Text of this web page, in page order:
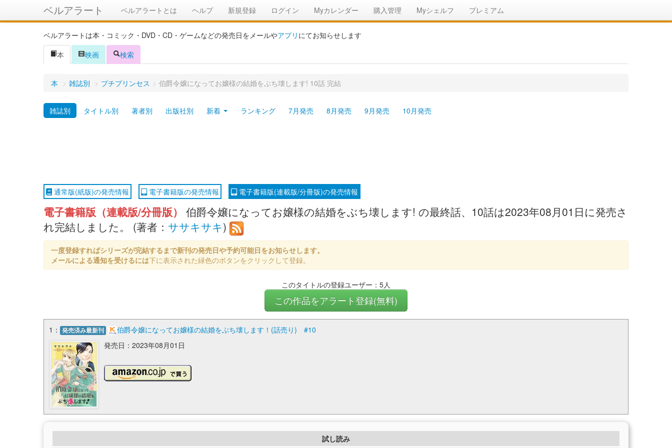
ベルアラート ベルアラートとは ヘルプ 新規登録 ログイン Myカレンダー 購入管理 Myシェルフ プレミアム
ベルアラートは本・コミック・DVD・CD・ゲームなどの発売日をメールやアプリ にてお知らせします
本
映画 検索
本 > 雑誌別 > プチプリンセス > 伯爵令嬢になってお嬢様の結婚をぶち壊します! 10話 完結
雑誌別 タイトル別 著者別 出版社別 新着 ランキング 7月発売 8月発売 9月発売 10月発売
通常版(紙版)の発売情報 電子書籍版の発売情報 電子書籍版(連載版/分冊版)の発売情報
電子書籍版（連載版/分冊版） 伯爵令嬢になってお嬢様の結婚をぶち壊します! の最終話、10話は2023年08月01日に発売さ
れ完結しました。 (著者： ササキサキ)
一度登録すればシリーズが完結するまで新刊の発売日や予約可能日をお知らせします。
メールによる通知を受けるには下に表示された緑色のボタンをクリックして登録。
このタイトルの登録ユーザー：5人
この作品をアラート登録(無料)
1： 発売済み最新刊
伯爵令嬢になってお嬢様の結婚をぶち壊します！(話売り) #10
発売日：2023年08月01日
試し読み